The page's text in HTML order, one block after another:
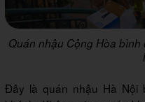
Quán nhậu Cộng Hòa
Đây là quán nhậu Hà Nội